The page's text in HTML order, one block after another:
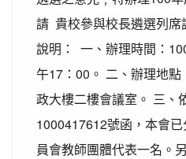
請 貴校參與校長遴選列席
說明： 一、辦理時間：
午17：00。 二、辦理地
政大樓二樓會議室。 三、
1000417612號函，本會
員會教師團體代表一名。